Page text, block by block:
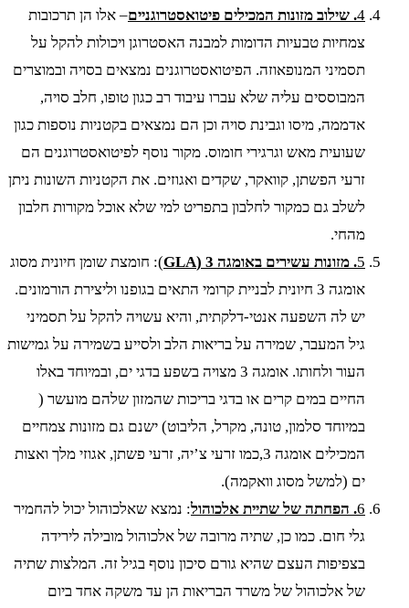
4. שילוב מזונות המכילים פיטואסטרוגניים– אלו הן תרכובות
צמחיות טבעיות הדומות למבנה האסטרוגן ויכולות להקל על
תסמיני המנופאוזה. הפיטואסטרוגנים נמצאים בסויה ובמוצרים
המבוססים עליה שלא עברו עיבוד רב כגון טופו, חלב סויה,
אדממה, מיסו וגבינת סויה וכן הם נמצאים בקטניות נוספות כגון
שעועית מאש וגרגירי חומוס. מקור נוסף לפיטואסטרוגנים הם
זרעי הפשתן, קוואקר, שקדים ואגוזים. את הקטניות השונות ניתן
לשלב גם כמקור לחלבון בתפריט למי שלא אוכל מקורות חלבון
מהחי.
5. מזונות עשירים באומגה 3 ( GLA
): חומצת שומן חיונית מסוג
אומגה 3 חיונית לבניית קרומי התאים בגופנו וליצירת הורמונים.
יש לה השפעה אנטי-דלקתית, והיא עשויה להקל על תסמיני
גיל המעבר, שמירה על בריאות הלב ולסייע בשמירה על גמישות
העור ולחותו. אומגה 3 מצויה בשפע בדגי ים, ובמיוחד באלו
החיים במים קרים או בדגי בריכות שהמזון שלהם מועשר (
במיוחד סלמון, טונה, מקרל, הליבוט) ישנם גם מזונות צמחיים
המכילים אומגה 3,כמו זרעי צ’יה, זרעי פשתן, אגוזי מלך ואצות
ים (למשל מסוג וואקמה).
6. הפחתה של שתיית אלכוהול: נמצא שאלכוהול יכול להחמיר
גלי חום. כמו כן, שתיה מרובה של אלכוהול מובילה לירידה
בצפיפות העצם שהיא גורם סיכון נוסף בגיל זה. המלצות שתיה
של אלכוהול של משרד הבריאות הן עד משקה אחד ביום